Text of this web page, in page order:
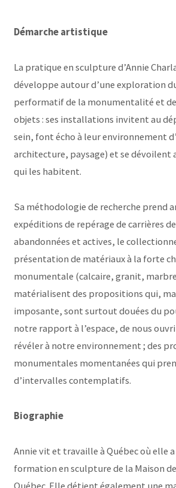
Démarche artistique
La pratique en sculpture d’Annie
développe autour d’une exploration
performatif de la monumentalité et
objets : ses installations invitent au
sein, font écho à leur environnement
architecture, paysage) et se dévoilent
qui les habitent.
Sa méthodologie de recherche prend
expéditions de repérage de carrières
abandonnées et actives, le
présentation de matériaux à la forte
monumentale (calcaire, granit,
matérialisent des propositions qui,
imposante, sont surtout douées du
notre rapport à l’espace, de nous
révéler à notre environnement ; des
monumentales momentanées qui
d’intervalles contemplatifs.
Biographie
Annie vit et travaille à Québec où elle
formation en sculpture de la Maison